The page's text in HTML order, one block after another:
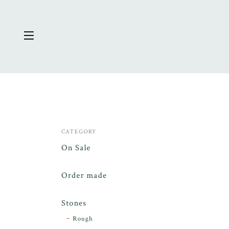
CATEGORY
On Sale
Order made
Stones
Rough